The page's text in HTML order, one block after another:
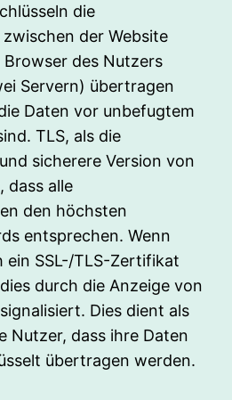
die
der Website
des Nutzers
Servern) übertragen
Daten vor unbefugtem
TLS, als die
sicherere Version von
dass alle
den höchsten
entsprechen. Wenn
ein SSL-/TLS-Zertifikat
durch die Anzeige von
Dies dient als
Nutzer, dass ihre Daten
übertragen werden.